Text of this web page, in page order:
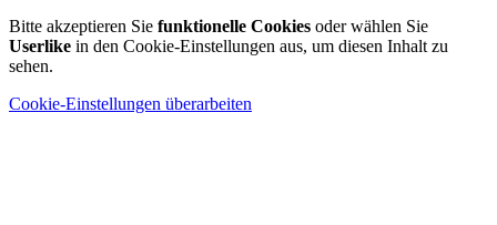
Bitte akzeptieren Sie funktionelle Cookies oder wählen Sie
Userlike in den Cookie-Einstellungen aus, um diesen Inhalt zu
sehen.
Cookie-Einstellungen überarbeiten